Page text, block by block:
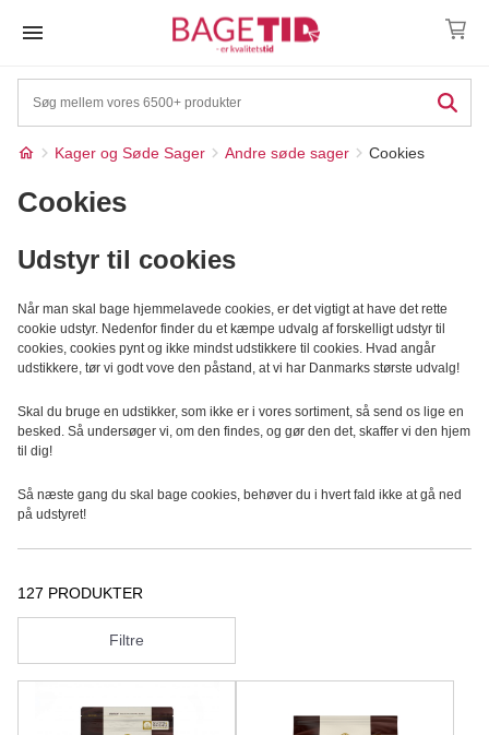
Kager og Søde Sager Andre søde sager Cookies
Cookies
Udstyr til cookies
Når man skal bage hjemmelavede cookies, er det vigtigt at have det rette
cookie udstyr. Nedenfor finder du et kæmpe udvalg af forskelligt udstyr til
cookies, cookies pynt og ikke mindst udstikkere til cookies. Hvad angår
udstikkere, tør vi godt vove den påstand, at vi har Danmarks største udvalg!
Skal du bruge en udstikker, som ikke er i vores sortiment, så send os lige en
besked. Så undersøger vi, om den findes, og gør den det, skaffer vi den hjem
til dig!
Så næste gang du skal bage cookies, behøver du i hvert fald ikke at gå ned
på udstyret!
127 PRODUKTER
Filtre